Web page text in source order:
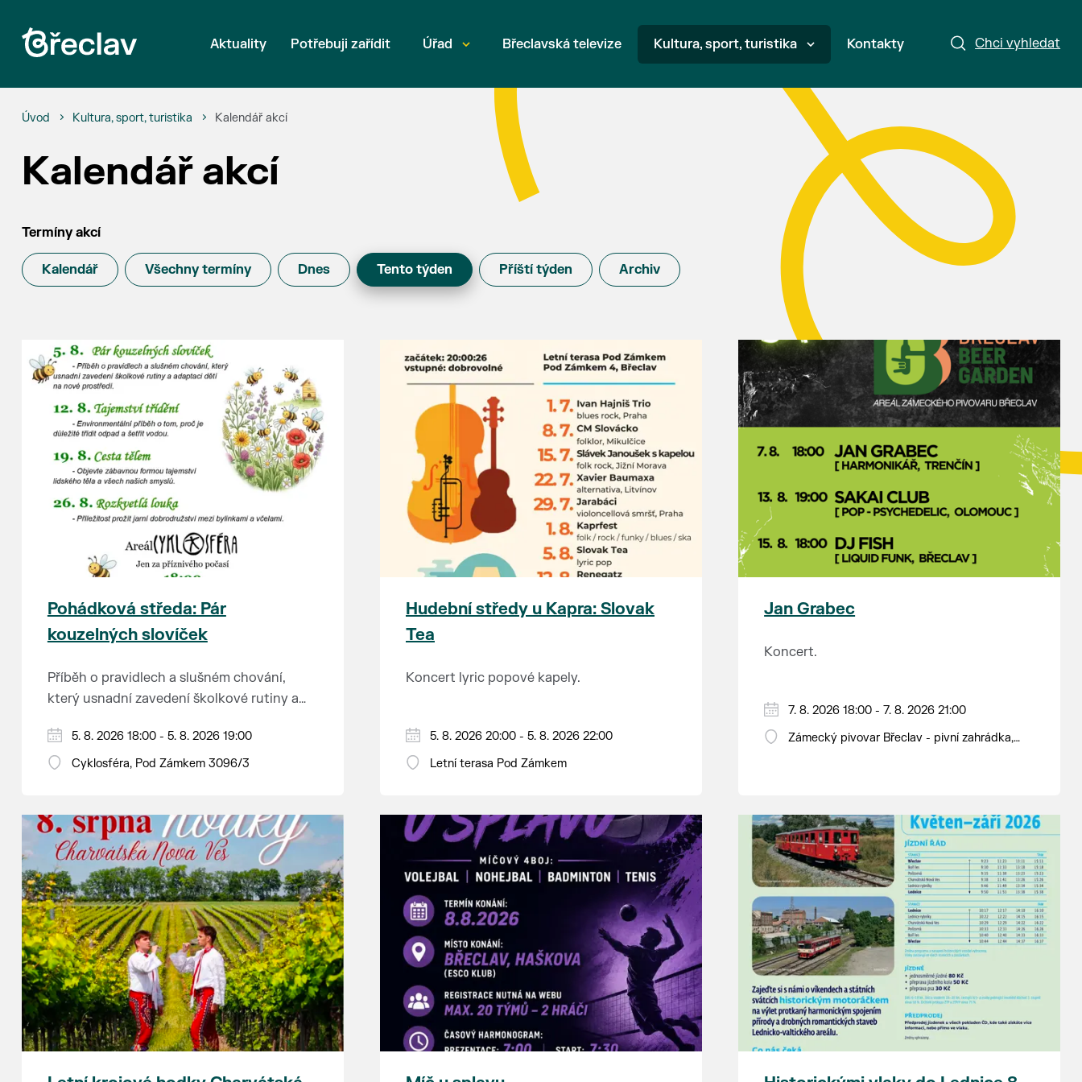
Chci vyhledat
Aktuality Potřebuji zařídit Úřad Břeclavská televize Kultura, sport, turistika Kontakty
Úvod Kultura, sport, turistika Kalendář akcí
Kalendář akcí
Termíny akcí
Kalendář Všechny termíny Dnes Tento týden Příští týden Archiv
Pohádková středa: Pár
kouzelných slovíček
Příběh o pravidlech a slušném chování,
který usnadní zavedení školkové rutiny a
Hraje se jen za příznivého počasí.
Vstupné dobrovolné.
5. 8. 2026 18:00 - 5. 8. 2026 19:00
Cyklosféra, Pod Zámkem 3096/3
Hudební středy u Kapra: Slovak
Tea
Koncert lyric popové kapely.
5. 8. 2026 20:00 - 5. 8. 2026 22:00
Letní terasa Pod Zámkem
Jan Grabec
Koncert.
7. 8. 2026 18:00 - 7. 8. 2026 21:00
Zámecký pivovar Břeclav - pivní zahrádka,